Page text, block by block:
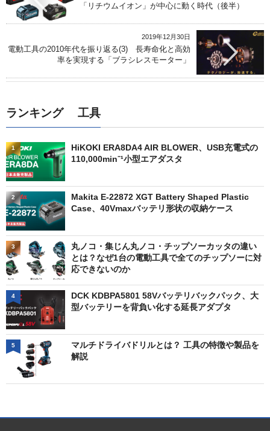
「リチウムイオン」が中心に動く時代（後半）
2019年12月30日
電動工具の2010年代を振り返る(3) 長寿命化と高効
率を実現する「ブラシレスモーター」
ランキング 工具
HiKOKI ERA8DA4 AIR BLOWER、USB充電式の
110,000min⁻¹小型エアダスタ
1
Makita E-22872 XGT Battery Shaped Plastic
Case、40Vmaxバッテリ形状の収納ケース
2
丸ノコ・集じん丸ノコ・チップソーカッタの違い
とは？なぜ1台の電動工具で全てのチップソーに対
応できないのか
3
DCK KDBPA5801 58Vバッテリバックパック、大
型バッテリーを背負い化する延長アダプタ
4
マルチドライバドリルとは？ 工具の特徴や製品を
解説
5